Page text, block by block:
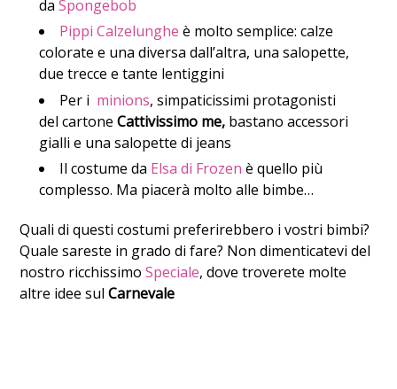
da Spongebob
Pippi Calzelunghe è molto semplice: calze
colorate e una diversa dall’altra, una salopette,
due trecce e tante lentiggini
Per i minions, simpaticissimi protagonisti
del cartone Cattivissimo me,bastano accessori
gialli e una salopette di jeans
Il costume da Elsa di Frozen è quello più
complesso. Ma piacerà molto alle bimbe…
Quali di questi costumi preferirebbero i vostri bimbi?
Quale sareste in grado di fare? Non dimenticatevi del
nostro ricchissimoSpeciale, dove troverete molte
altre idee sulCarnevale